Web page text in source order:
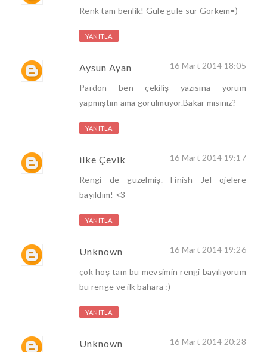
Renk tam benlik! Güle güle sür Görkem=)
YANITLA
Aysun Ayan 16 Mart 2014 18:05
Pardon ben çekiliş yazısına yorum
yapmıştım ama görülmüyor.Bakar mısınız?
YANITLA
ilke Çevik 16 Mart 2014 19:17
Rengi de güzelmiş. Finish Jel ojelere
bayıldım! <3
YANITLA
Unknown 16 Mart 2014 19:26
çok hoş tam bu mevsimin rengi bayılıyorum
bu renge ve ilk bahara :)
YANITLA
Unknown 16 Mart 2014 20:28